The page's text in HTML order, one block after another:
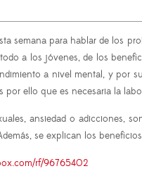
semana para hablar de los
a los jóvenes, de los
a nivel mental, y por
por ello que es necesaria la
ansiedad o adicciones,
se explican los
rf/96765402